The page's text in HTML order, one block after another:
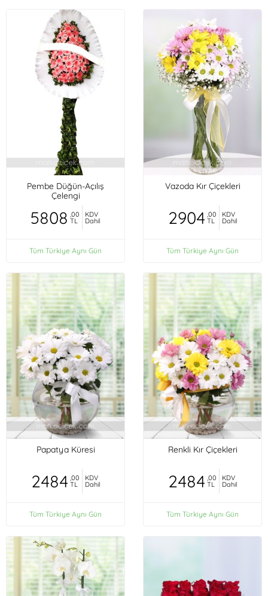
Pembe Düğün-Açılış
Çelengi
5808 ,00
TL
KDV
Dahil
Tüm Türkiye Aynı Gün
Vazoda Kır Çiçekleri
2904 ,00
TL
KDV
Dahil
Tüm Türkiye Aynı Gün
Papatya Küresi
2484 ,00
TL
KDV
Dahil
Tüm Türkiye Aynı Gün
Renkli Kır Çiçekleri
2484 ,00
TL
KDV
Dahil
Tüm Türkiye Aynı Gün